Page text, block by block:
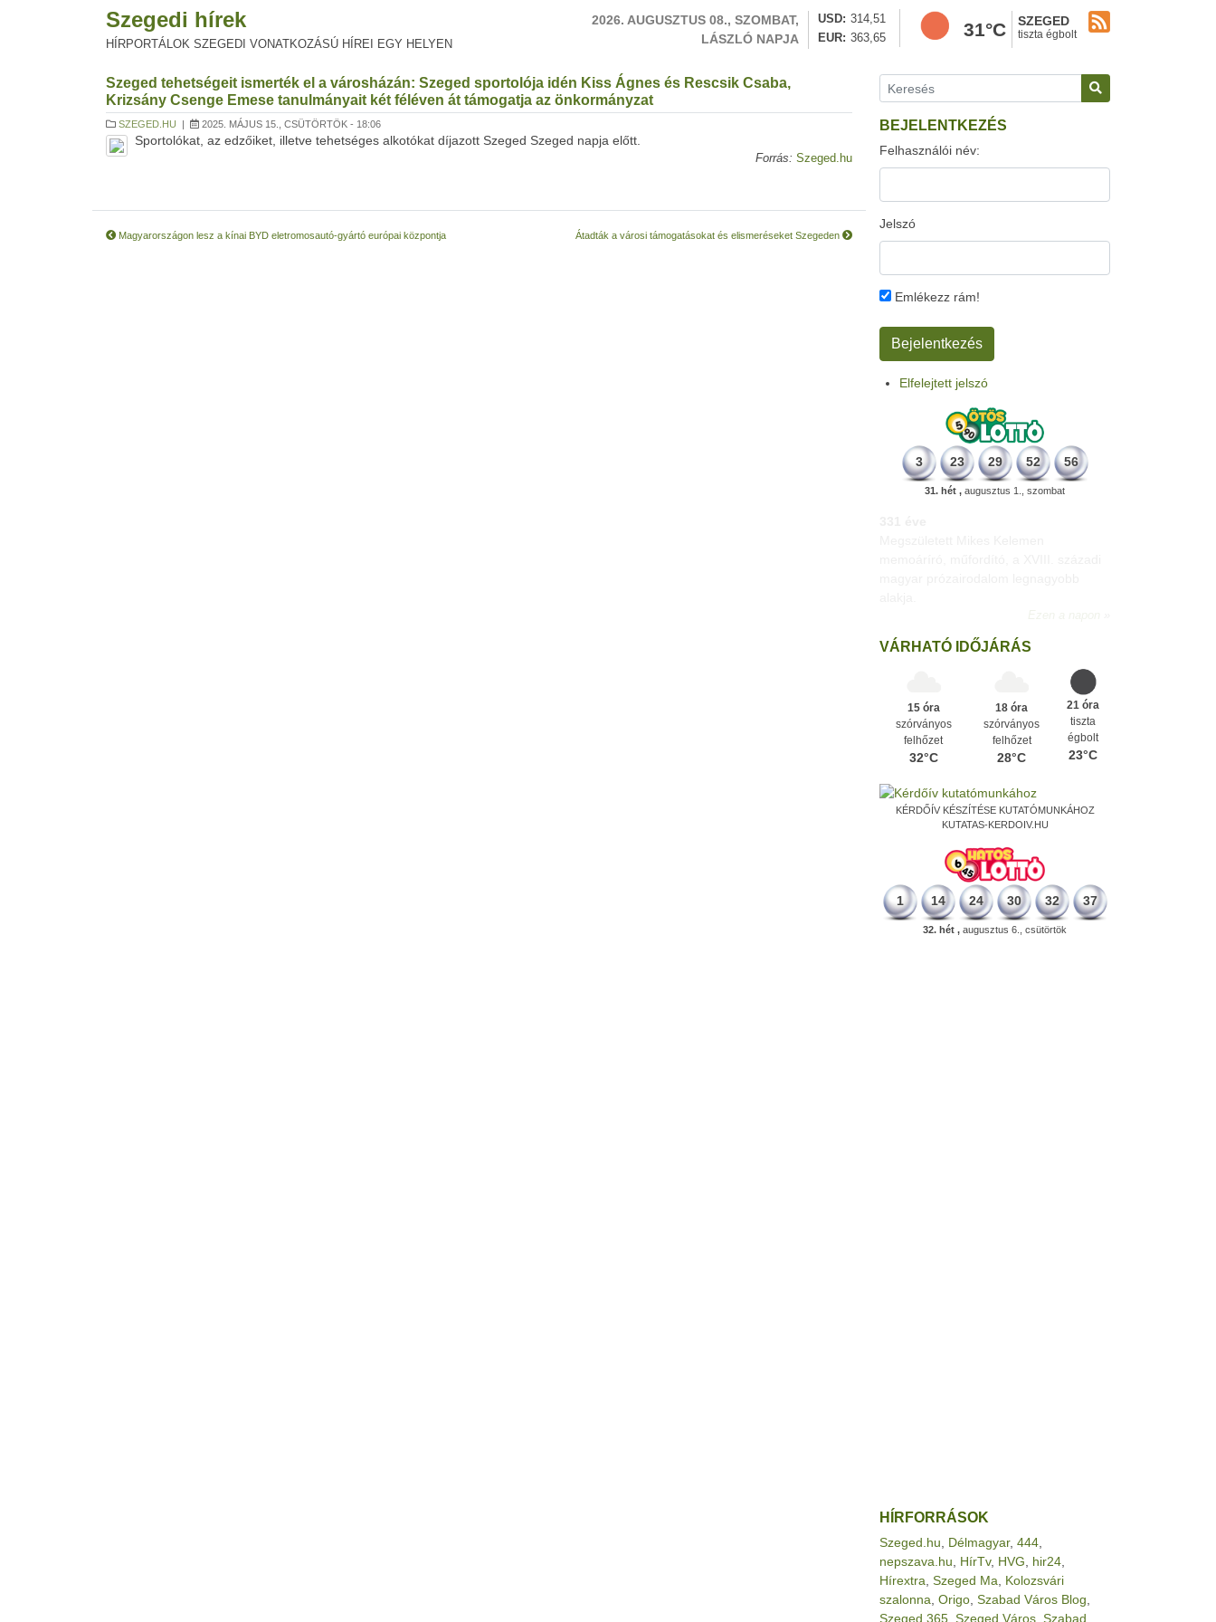
Szegedi hírek
HÍRPORTÁLOK SZEGEDI VONATKOZÁSÚ HÍREI EGY HELYEN
2026. AUGUSZTUS 08., SZOMBAT,
LÁSZLÓ NAPJA
USD
314,51
EUR
363,65 31°C SZEGED
tiszta égbolt
Szeged tehetségeit ismerték el a városházán: Szeged sportolója idén Kiss Ágnes és Rescsik Csaba,
Krizsány Csenge Emese tanulmányait két féléven át támogatja az önkormányzat
SZEGED.HU | 2025. MÁJUS 15., CSÜTÖRTÖK - 18:06
Sportolókat, az edzőiket, illetve tehetséges alkotókat díjazott Szeged Szeged napja előtt.
Forrás: Szeged.hu
Magyarországon lesz a kínai BYD eletromosautó-gyártó európai központja Átadták a városi támogatásokat és elismeréseket Szegeden
BEJELENTKEZÉS
Felhasználói név:
Jelszó
Emlékezz rám!
Elfelejtett jelszó
3 23 29 52 56
31. hét , augusztus 1., szombat
VÁRHATÓ IDŐJÁRÁS
15 óra
szórványos
felhőzet
32°C
18 óra
szórványos
felhőzet
28°C
21 óra
tiszta
égbolt
23°C
KÉRDŐÍV KÉSZÍTÉSE KUTATÓMUNKÁHOZ
KUTATAS-KERDOIV.HU
1 14 24 30 32 37
32. hét , augusztus 6., csütörtök
HÍRFORRÁSOK
Szeged.hu Délmagyar, 444
nepszava.hu
HírTv, HVG hir24
Hírextra Szeged Ma
Kolozsvári
szalonna Origo Szabad Város Blog
Szeged 365 Szeged Város Szabad